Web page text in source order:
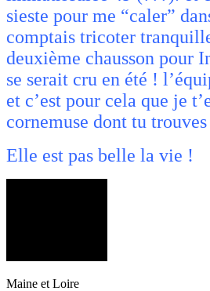
sieste pour me “caler”
comptais tricoter
deuxième chausson
se serait cru en été !
et c’est pour cela que je
cornemuse dont tu
Elle est pas belle la vie !
Maine et Loire